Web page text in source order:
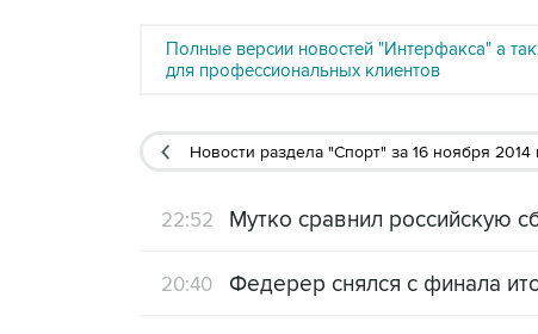
Полные версии новостей "Интерфакса" а
для профессиональных клиентов
Новости раздела "Спорт" за 16 ноября 2014
22:52 Мутко сравнил российскую
20:40 Федерер снялся с финала